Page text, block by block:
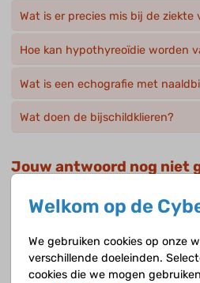
Wat is er precies mis bij de ziekte
Hoe kan hypothyreoïdie worden
Wat is een echografie met
Wat doen de bijschildklieren?
Jouw antwoord nog niet
Op de Cyberpoli kan je jouw vraag
deskundige!
Stel je vraag
Welkom op de
We gebruiken cookies op onze
verschillende doeleinden.
cookies die we mogen